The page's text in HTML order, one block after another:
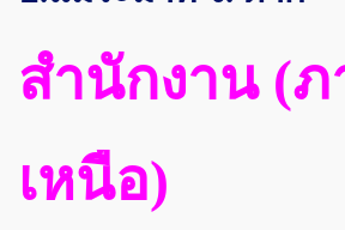
สำนักงาน (ภ
เหนือ)